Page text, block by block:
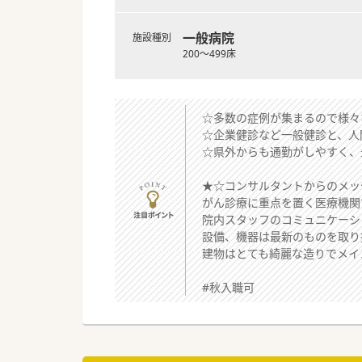
施設種別 一般病院
200～499床
☆多数の症例が集まるので様
☆企業健診など一般健診と、
☆県外からも通勤がしやすく
★☆コンサルタントからのメ
がん診療に重点を置く医療機
院内スタッフのコミュニケー
設備、機器は最新のものを取
建物はとても綺麗な造りでメ
#秋入職可